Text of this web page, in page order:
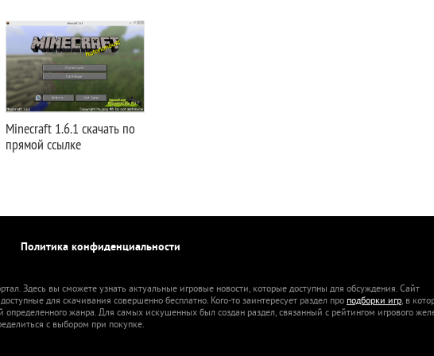
Minecraft 1.6.1 скачать по
прямой ссылке
Политика конфиденциальности
Здесь вы сможете узнать актуальные игровые новости, которые доступны для обсуждения. Сайт
для скачивания совершенно бесплатно. Кого-то заинтересует раздел про подборки игр, в
определенного жанра. Для самых искушенных был создан раздел, связанный с рейтингом игрового
с выбором при покупке.